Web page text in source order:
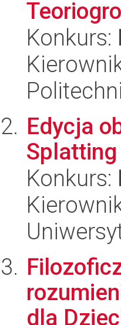
Konkurs:
Edycja
Splatting
Konkurs:
dla